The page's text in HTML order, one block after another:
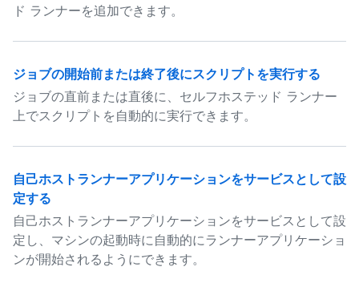
ド ランナーを追加できます。
ジョブの開始前または終了後にスクリプトを実行する
ジョブの直前または直後に、セルフホステッド ランナー
上でスクリプトを自動的に実行できます。
自己ホストランナーアプリケーションをサービスとして設
定する
自己ホストランナーアプリケーションをサービスとして設
定し、マシンの起動時に自動的にランナーアプリケーショ
ンが開始されるようにできます。